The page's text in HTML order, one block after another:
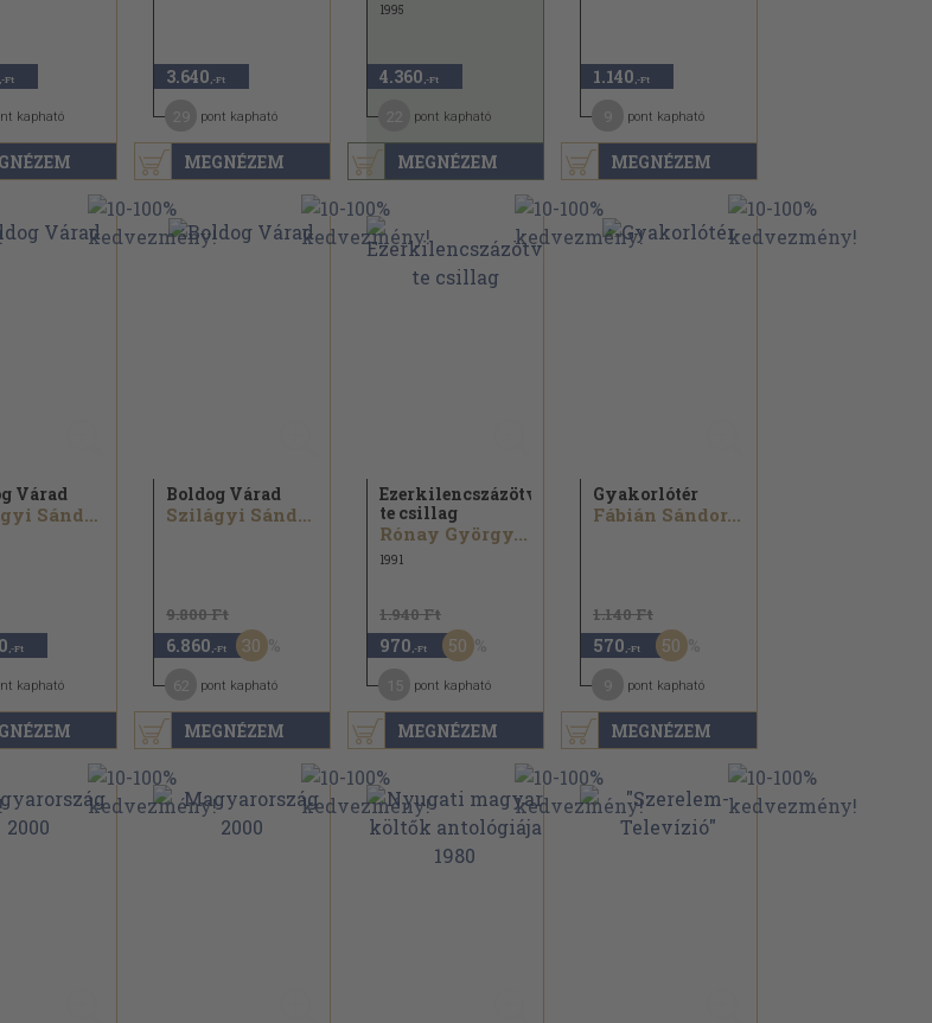
,-Ft
kapható
MEGNÉZEM
3.640 ,-Ft
pont kapható
MEGNÉZEM
1995
4.360 ,-Ft
pont kapható
MEGNÉZEM
1.140 ,-Ft
pont kapható
Várad
Szilágyi Sándor...
,-Ft
kapható
MEGNÉZEM
Boldog Várad
Szilágyi Sándor...
9.800 Ft
6.860 ,-Ft 30
pont kapható
MEGNÉZEM
Ezerkilencszázötvenhat,
te csillag
Rónay György...
1991
1.940 Ft
970 ,-Ft 50
pont kapható
MEGNÉZEM
Gyakorlótér
Fábián Sándor...
1.140 Ft
570 ,-Ft 50
pont kapható